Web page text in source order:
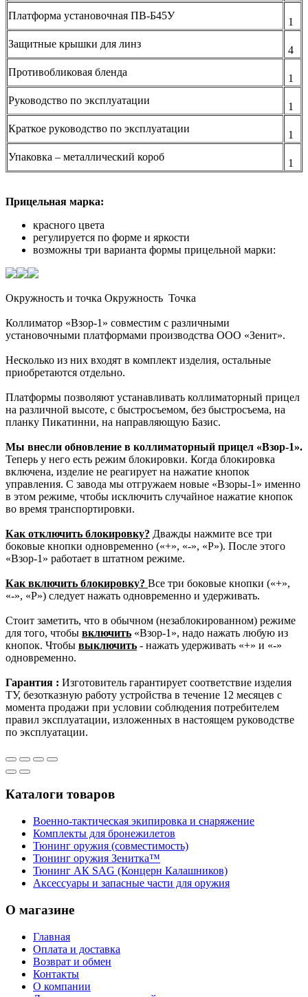
Платформа установочная ПВ-Б45У
1
Защитные крышки для линз
4
Противобликовая бленда
1
Руководство по эксплуатации
1
Краткое руководство по эксплуатации
1
Упаковка – металлический короб
1
Прицельная марка:
красного цвета
регулируется по форме и яркости
возможны три варианта формы прицельной марки:
Окружность и точка Окружность Точка
Коллиматор «Взор-1» совместим с различными
установочными платформами производства ООО «Зенит».
Несколько из них входят в комплект изделия, остальные
приобретаются отдельно.
Платформы позволяют устанавливать коллиматорный прицел
на различной высоте, с быстросъемом, без быстросъема, на
планку Пикатинни, на направляющую Базис.
Мы внесли обновление в коллиматорный прицел «Взор-1».
Теперь у него есть режим блокировки. Когда блокировка
включена, изделие не реагирует на нажатие кнопок
управления. С завода мы отгружаем новые «Взоры-1» именно
в этом режиме, чтобы исключить случайное нажатие кнопок
во время транспортировки.
Как отключить блокировку? Дважды нажмите все три
боковые кнопки одновременно («+», «-», «Р»). После этого
«Взор-1» работает в штатном режиме.
Как включить блокировку? Все три боковые кнопки («+»,
«-», «Р») следует нажать одновременно и удерживать.
Стоит заметить, что в обычном (незаблокированном) режиме
для того, чтобы включить «Взор-1», надо нажать любую из
кнопок. Чтобы выключить - нажать удерживать «+» и «-»
одновременно.
Гарантия : Изготовитель гарантирует соответствие изделия
ТУ, безотказную работу устройства в течение 12 месяцев с
момента продажи при условии соблюдения потребителем
правил эксплуатации, изложенных в настоящем руководстве
по эксплуатации.
Каталоги товаров
Военно-тактическая экипировка и снаряжение
Комплекты для бронежилетов
Тюнинг оружия (совместимость)
Тюнинг оружия Зенитка™
Тюнинг АК SAG (Концерн Калашников)
Аксессуары и запасные части для оружия
О магазине
Главная
Оплата и доставка
Возврат и обмен
Контакты
О компании